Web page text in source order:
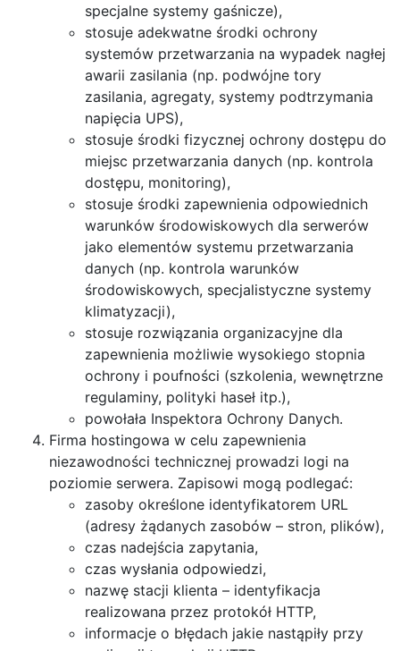
specjalne systemy gaśnicze),
stosuje adekwatne środki ochrony
systemów przetwarzania na wypadek nagłej
awarii zasilania (np. podwójne tory
zasilania, agregaty, systemy podtrzymania
napięcia UPS),
stosuje środki fizycznej ochrony dostępu do
miejsc przetwarzania danych (np. kontrola
dostępu, monitoring),
stosuje środki zapewnienia odpowiednich
warunków środowiskowych dla serwerów
jako elementów systemu przetwarzania
danych (np. kontrola warunków
środowiskowych, specjalistyczne systemy
klimatyzacji),
stosuje rozwiązania organizacyjne dla
zapewnienia możliwie wysokiego stopnia
ochrony i poufności (szkolenia, wewnętrzne
regulaminy, polityki haseł itp.),
powołała Inspektora Ochrony Danych.
Firma hostingowa w celu zapewnienia
niezawodności technicznej prowadzi logi na
poziomie serwera. Zapisowi mogą podlegać:
zasoby określone identyfikatorem URL
(adresy żądanych zasobów – stron, plików),
czas nadejścia zapytania,
czas wysłania odpowiedzi,
nazwę stacji klienta – identyfikacja
realizowana przez protokół HTTP,
informacje o błędach jakie nastąpiły przy